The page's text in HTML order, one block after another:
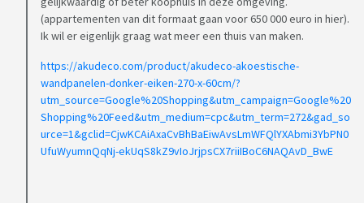
(appartementen van dit formaat gaan voor 650 000 euro in hier).
Ik wil er eigenlijk graag wat meer een thuis van maken.
https://akudeco.com/product/akudeco-akoestische-
wandpanelen-donker-eiken-270-x-60cm/?
utm_source=Google%20Shopping&utm_campaign=Google%20
Shopping%20Feed&utm_medium=cpc&utm_term=272&gad_so
urce=1&gclid=CjwKCAiAxaCvBhBaEiwAvsLmWFQlYXAbmi3YbPN0
UfuWyumnQqNj-ekUqS8kZ9vIoJrjpsCX7riiIBoC6NAQAvD_BwE